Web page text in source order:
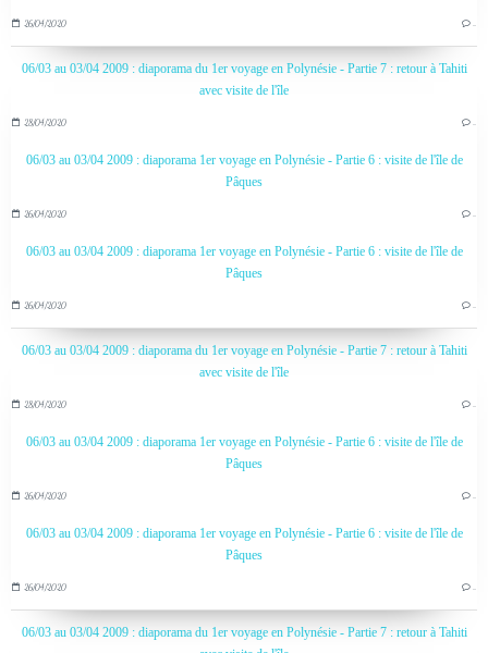
26/04/2020 …
06/03 au 03/04 2009 : diaporama du 1er voyage en Polynésie - Partie 7 : retour à Tahiti
avec visite de l'île
28/04/2020 …
06/03 au 03/04 2009 : diaporama 1er voyage en Polynésie - Partie 6 : visite de l'île de
Pâques
26/04/2020 …
06/03 au 03/04 2009 : diaporama 1er voyage en Polynésie - Partie 6 : visite de l'île de
Pâques
26/04/2020 …
06/03 au 03/04 2009 : diaporama du 1er voyage en Polynésie - Partie 7 : retour à Tahiti
avec visite de l'île
28/04/2020 …
06/03 au 03/04 2009 : diaporama 1er voyage en Polynésie - Partie 6 : visite de l'île de
Pâques
26/04/2020 …
06/03 au 03/04 2009 : diaporama 1er voyage en Polynésie - Partie 6 : visite de l'île de
Pâques
26/04/2020 …
06/03 au 03/04 2009 : diaporama du 1er voyage en Polynésie - Partie 7 : retour à Tahiti